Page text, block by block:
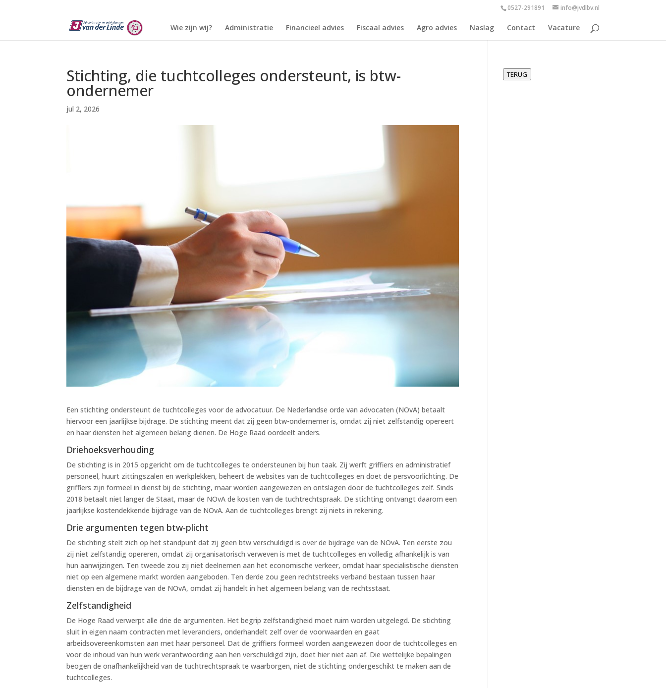
0527-291891 info@jvdlbv.nl
Wie zijn wij? Administratie Financieel advies Fiscaal advies Agro advies Naslag Contact Vacature
Stichting, die tuchtcolleges ondersteunt, is btw-
ondernemer
jul 2, 2026
Een stichting ondersteunt de tuchtcolleges voor de advocatuur. De Nederlandse orde van advocaten (NOvA) betaalt
hiervoor een jaarlijkse bijdrage. De stichting meent dat zij geen btw-ondernemer is, omdat zij niet zelfstandig opereert
en haar diensten het algemeen belang dienen. De Hoge Raad oordeelt anders.
Driehoeksverhouding
De stichting is in 2015 opgericht om de tuchtcolleges te ondersteunen bij hun taak. Zij werft griffiers en administratief
personeel, huurt zittingszalen en werkplekken, beheert de websites van de tuchtcolleges en doet de persvoorlichting. De
griffiers zijn formeel in dienst bij de stichting, maar worden aangewezen en ontslagen door de tuchtcolleges zelf. Sinds
2018 betaalt niet langer de Staat, maar de NOvA de kosten van de tuchtrechtspraak. De stichting ontvangt daarom een
jaarlijkse kostendekkende bijdrage van de NOvA. Aan de tuchtcolleges brengt zij niets in rekening.
Drie argumenten tegen btw-plicht
De stichting stelt zich op het standpunt dat zij geen btw verschuldigd is over de bijdrage van de NOvA. Ten eerste zou
zij niet zelfstandig opereren, omdat zij organisatorisch verweven is met de tuchtcolleges en volledig afhankelijk is van
hun aanwijzingen. Ten tweede zou zij niet deelnemen aan het economische verkeer, omdat haar specialistische diensten
niet op een algemene markt worden aangeboden. Ten derde zou geen rechtstreeks verband bestaan tussen haar
diensten en de bijdrage van de NOvA, omdat zij handelt in het algemeen belang van de rechtsstaat.
Zelfstandigheid
De Hoge Raad verwerpt alle drie de argumenten. Het begrip zelfstandigheid moet ruim worden uitgelegd. De stichting
sluit in eigen naam contracten met leveranciers, onderhandelt zelf over de voorwaarden en gaat
arbeidsovereenkomsten aan met haar personeel. Dat de griffiers formeel worden aangewezen door de tuchtcolleges en
voor de inhoud van hun werk verantwoording aan hen verschuldigd zijn, doet hier niet aan af. Die wettelijke bepalingen
beogen de onafhankelijkheid van de tuchtrechtspraak te waarborgen, niet de stichting ondergeschikt te maken aan de
tuchtcolleges.
TERUG